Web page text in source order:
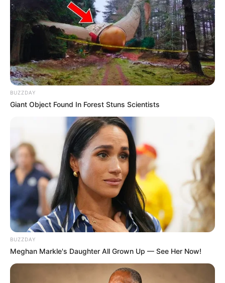
BUZZDAY
Giant Object Found In Forest Stuns Scientists
BUZZDAY
Meghan Markle's Daughter All Grown Up — See Her Now!